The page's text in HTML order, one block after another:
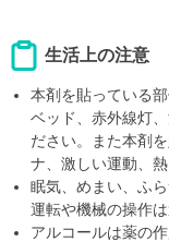
生活上の注意
本剤を貼っている
ベッド、赤外線灯
ださい。また本剤
ナ、激しい運動、
眠気、めまい、ふ
運転や機械の操作は
アルコールは薬の